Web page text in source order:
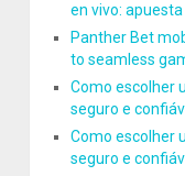
en vivo:
Panther Bet
to seamless
Como escolher
seguro e
Como escolher
seguro e